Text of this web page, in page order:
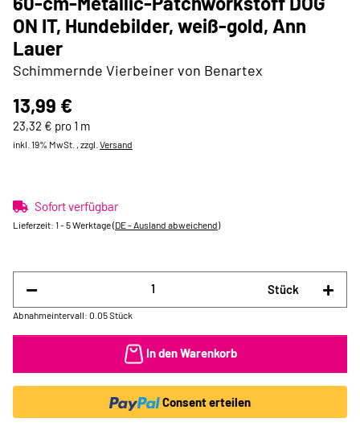
ON IT, Hundebilder, weiß-gold, Ann
Lauer
Schimmernde Vierbeiner von Benartex
13,99 €
23,32 € pro 1 m
inkl. 19% MwSt. , zzgl. Versand
Sofort verfügbar
Lieferzeit: 1 - 5 Werktage(DE - Ausland abweichend)
Stück
Abnahmeintervall: 0.05 Stück
In den Warenkorb
Consent erteilen